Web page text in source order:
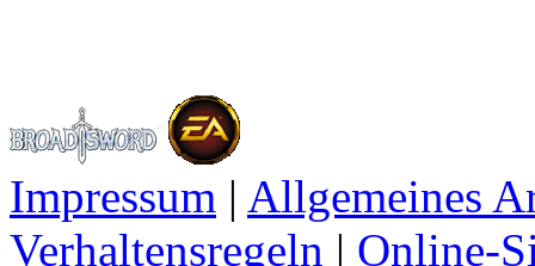
Impressum | Allgemeines
Verhaltensregeln | Online-